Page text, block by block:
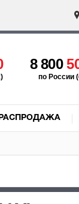
8 800
по России
РАСПРОДАЖА